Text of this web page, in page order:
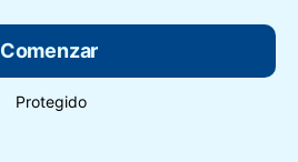
Comenzar
Protegido